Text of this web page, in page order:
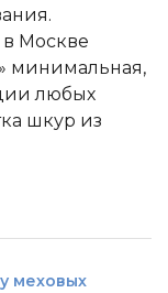
Москве
минимальная,
любых
шкур из
меховых